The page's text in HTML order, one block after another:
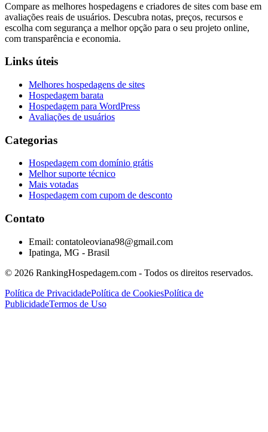
Compare as melhores hospedagens e criadores de sites com base em
avaliações reais de usuários. Descubra notas, preços, recursos e
escolha com segurança a melhor opção para o seu projeto online,
com transparência e economia.
Links úteis
Melhores hospedagens de sites
Hospedagem barata
Hospedagem para WordPress
Avaliações de usuários
Categorias
Hospedagem com domínio grátis
Melhor suporte técnico
Mais votadas
Hospedagem com cupom de desconto
Contato
Email: contatoleoviana98@gmail.com
Ipatinga, MG - Brasil
© 2026 RankingHospedagem.com - Todos os direitos reservados.
Política de PrivacidadePolítica de CookiesPolítica de
PublicidadeTermos de Uso